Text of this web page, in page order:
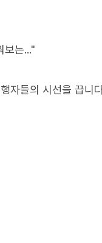
보는..."
자들의 시선을 끕니